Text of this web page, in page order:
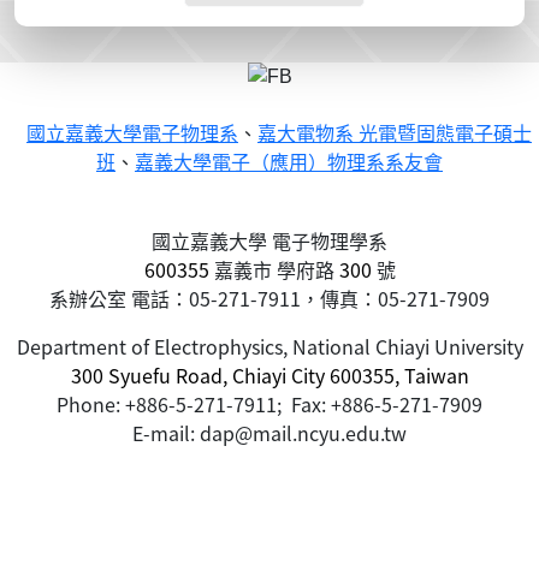
國立嘉義大學電子物理系 、 嘉大電物系 光電暨固態電子碩士
班 、 嘉義大學電子（應用）物理系系友會
國立嘉義大學 電子物理學系
600355 嘉義市學府路300 號
系辦公室 電話：05-271-7911，傳真：05-271-7909
Department of Electrophysics, National Chiayi University
300 Syuefu Road, Chiayi City 600355, Taiwan
Phone: +886-5-271-7911; Fax: +886-5-271-7909
E-mail: dap@mail.ncyu.edu.tw